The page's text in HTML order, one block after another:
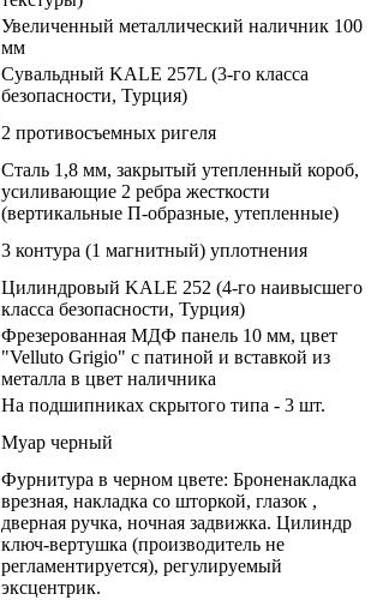
Увеличенный металлический наличник 100
мм
Сувальдный KALE 257L (3-го класса
безопасности, Турция)
2 противосъемных ригеля
Сталь 1,8 мм, закрытый утепленный короб,
усиливающие 2 ребра жесткости
(вертикальные П-образные, утепленные)
3 контура (1 магнитный) уплотнения
Цилиндровый KALE 252 (4-го наивысшего
класса безопасности, Турция)
Фрезерованная МДФ панель 10 мм, цвет
"Velluto Grigio" с патиной и вставкой из
металла в цвет наличника
На подшипниках скрытого типа - 3 шт.
Муар черный
Фурнитура в черном цвете: Броненакладка
врезная, накладка со шторкой, глазок ,
дверная ручка, ночная задвижка. Цилиндр
ключ-вертушка (производитель не
регламентируется), регулируемый
эксцентрик.